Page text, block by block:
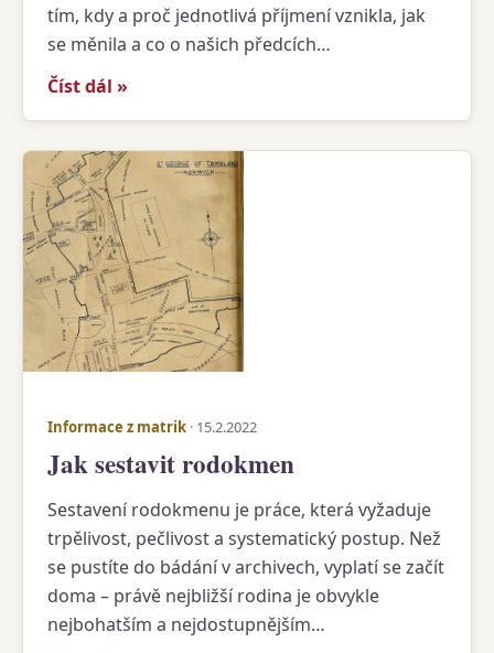
tím, kdy a proč jednotlivá příjmení vznikla, jak
se měnila a co o našich předcích…
Číst dál »
Informace z matrik · 15.2.2022
Jak sestavit rodokmen
Sestavení rodokmenu je práce, která vyžaduje
trpělivost, pečlivost a systematický postup. Než
se pustíte do bádání v archivech, vyplatí se začít
doma – právě nejbližší rodina je obvykle
nejbohatším a nejdostupnějším…